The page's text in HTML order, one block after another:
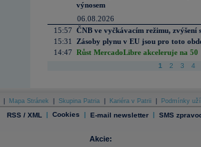
výnosem
06.08.2026
15:57 ČNB ve vyčkávacím režimu, zvýšení
15:31
Zásoby plynu v EU jsou pro toto
14:47 Růst MercadoLibre akceleruje na
1 2 3 4
Mapa Stránek Skupina Patria Kariéra v Patrii Podmínky
RSS / XML | Cookies | E-mail newsletter | SMS
Akcie: